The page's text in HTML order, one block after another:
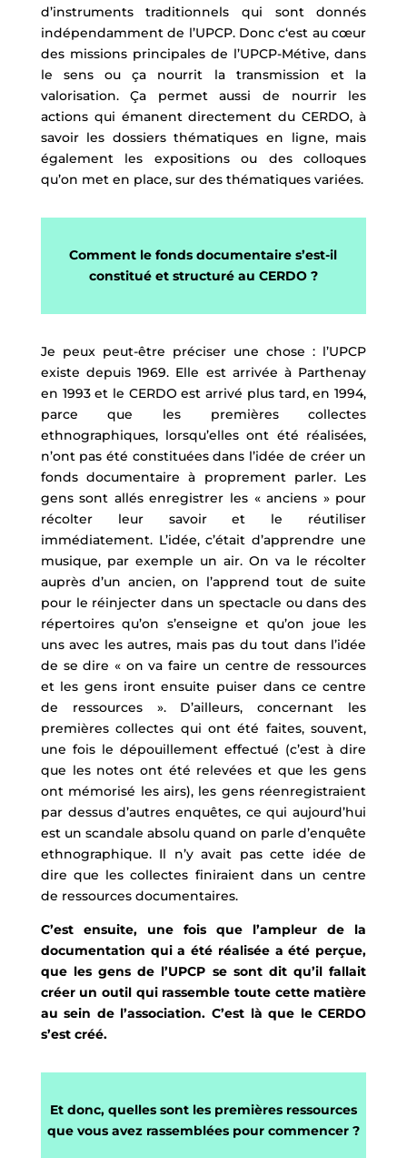
d’instruments traditionnels qui sont donnés
indépendamment de l’UPCP. Donc c‘est au cœur
des missions principales de l’UPCP-Métive, dans
le sens ou ça nourrit la transmission et la
valorisation. Ça permet aussi de nourrir les
actions qui émanent directement du CERDO, à
savoir les dossiers thématiques en ligne, mais
également les expositions ou des colloques
qu’on met en place, sur des thématiques variées.
Comment le fonds documentaire s’est-il
constitué et structuré au CERDO ?
Je peux peut-être préciser une chose : l’UPCP
existe depuis 1969. Elle est arrivée à Parthenay
en 1993 et le CERDO est arrivé plus tard, en 1994,
parce que les premières collectes
ethnographiques, lorsqu’elles ont été réalisées,
n’ont pas été constituées dans l’idée de créer un
fonds documentaire à proprement parler. Les
gens sont allés enregistrer les « anciens » pour
récolter leur savoir et le réutiliser
immédiatement. L’idée, c’était d’apprendre une
musique, par exemple un air. On va le récolter
auprès d’un ancien, on l’apprend tout de suite
pour le réinjecter dans un spectacle ou dans des
répertoires qu’on s’enseigne et qu’on joue les
uns avec les autres, mais pas du tout dans l’idée
de se dire « on va faire un centre de ressources
et les gens iront ensuite puiser dans ce centre
de ressources ». D’ailleurs, concernant les
premières collectes qui ont été faites, souvent,
une fois le dépouillement effectué (c’est à dire
que les notes ont été relevées et que les gens
ont mémorisé les airs), les gens réenregistraient
par dessus d’autres enquêtes, ce qui aujourd’hui
est un scandale absolu quand on parle d’enquête
ethnographique. Il n’y avait pas cette idée de
dire que les collectes finiraient dans un centre
de ressources documentaires.
C’est ensuite, une fois que l’ampleur de la
documentation qui a été réalisée a été perçue,
que les gens de l’UPCP se sont dit qu’il fallait
créer un outil qui rassemble toute cette matière
au sein de l’association. C’est là que le CERDO
s’est créé.
Et donc, quelles sont les premières ressources
que vous avez rassemblées pour commencer ?